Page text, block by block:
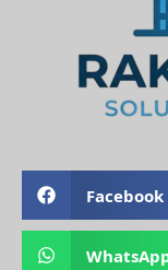
Facebook